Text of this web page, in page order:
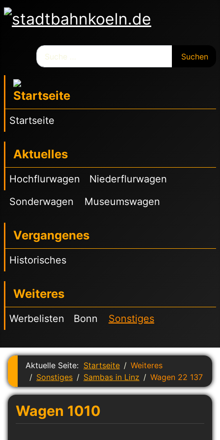
Suchen
Startseite
Aktuelles
Hochflurwagen
Niederflurwagen
Sonderwagen
Museumswagen
Vergangenes
Historisches
Weiteres
Werbelisten Bonn Sonstiges
Aktuelle Seite: Startseite
Weiteres
Sonstiges
Sambas in Linz Wagen 22 137
Wagen 1010